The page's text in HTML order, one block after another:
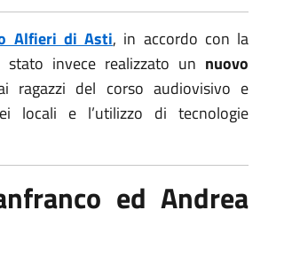
Alfieri di Asti, in accordo con la
invece realizzato un nuovo
ragazzi del corso audiovisivo e
locali e l’utilizzo di tecnologie
ed Andrea